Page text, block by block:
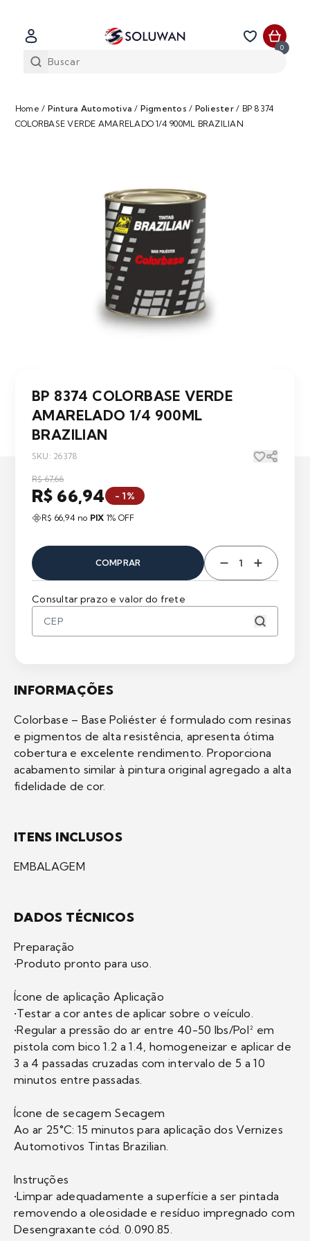
0
Home / Pintura Automotiva / Pigmentos / Poliester/ BP 8374
COLORBASE VERDE AMARELADO 1/4 900ML BRAZILIAN
BP 8374 COLORBASE VERDE
AMARELADO 1/4 900ML
BRAZILIAN
SKU: 26378
R$ 67,66
R$ 66,94 - 1%
R$ 66,94 no PIX 1% OFF
COMPRAR
Consultar prazo e valor do frete
INFORMAÇÕES
Colorbase – Base Poliéster é formulado com resinas
e pigmentos de alta resistência, apresenta ótima
cobertura e excelente rendimento. Proporciona
acabamento similar à pintura original agregado a alta
fidelidade de cor.
ITENS INCLUSOS
EMBALAGEM
DADOS TÉCNICOS
Preparação
•Produto pronto para uso.
Ícone de aplicação Aplicação
•Testar a cor antes de aplicar sobre o veículo.
•Regular a pressão do ar entre 40-50 lbs/Pol² em
pistola com bico 1.2 a 1.4, homogeneizar e aplicar de
3 a 4 passadas cruzadas com intervalo de 5 a 10
minutos entre passadas.
Ícone de secagem Secagem
Ao ar 25°C: 15 minutos para aplicação dos Vernizes
Automotivos Tintas Brazilian.
Instruções
•Limpar adequadamente a superfície a ser pintada
removendo a oleosidade e resíduo impregnado com
Desengraxante cód. 0.090.85.